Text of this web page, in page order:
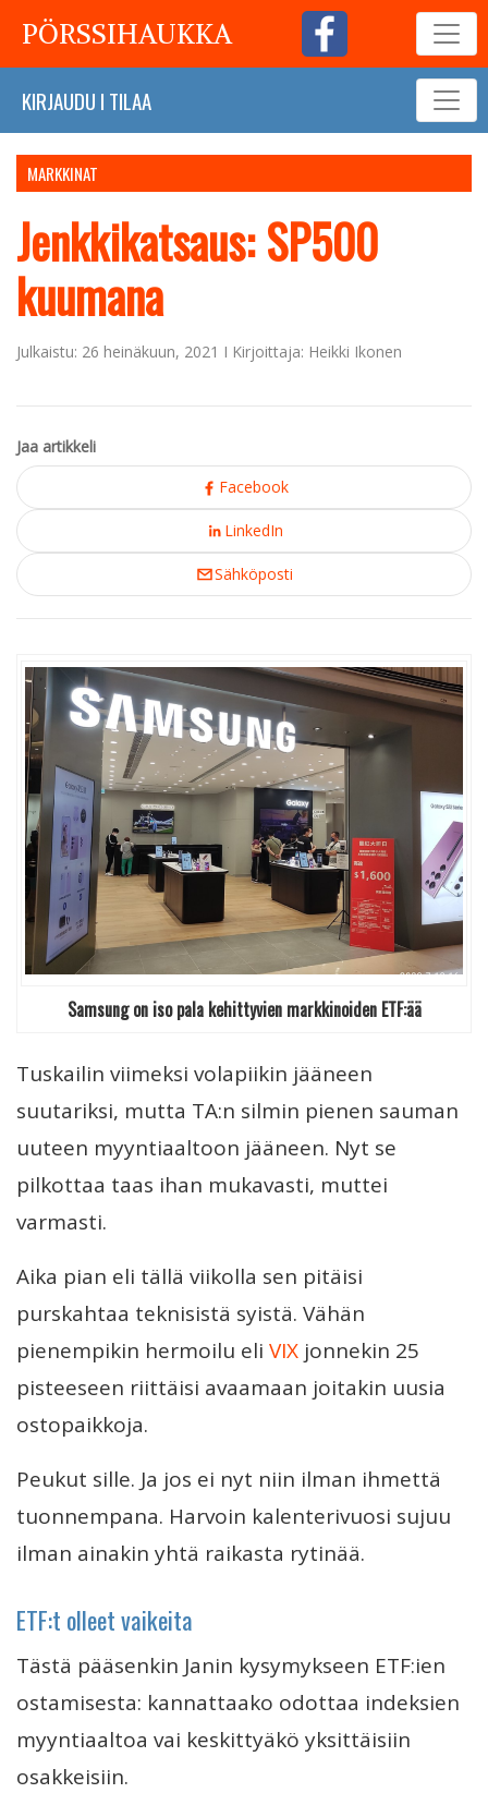
PÖRSSIHAUKKA
KIRJAUDU I TILAA
MARKKINAT
Jenkkikatsaus: SP500
kuumana
Julkaistu: 26 heinäkuun, 2021 I Kirjoittaja: Heikki Ikonen
Jaa artikkeli
Facebook
LinkedIn
Sähköposti
Samsung on iso pala kehittyvien markkinoiden ETF:ää
Tuskailin viimeksi volapiikin jääneen
suutariksi, mutta TA:n silmin pienen sauman
uuteen myyntiaaltoon jääneen. Nyt se
pilkottaa taas ihan mukavasti, muttei
varmasti.
Aika pian eli tällä viikolla sen pitäisi
purskahtaa teknisistä syistä. Vähän
pienempikin hermoilu eli VIX jonnekin 25
pisteeseen riittäisi avaamaan joitakin uusia
ostopaikkoja.
Peukut sille. Ja jos ei nyt niin ilman ihmettä
tuonnempana. Harvoin kalenterivuosi sujuu
ilman ainakin yhtä raikasta rytinää.
ETF:t olleet vaikeita
Tästä pääsenkin Janin kysymykseen ETF:ien
ostamisesta: kannattaako odottaa indeksien
myyntiaaltoa vai keskittyäkö yksittäisiin
osakkeisiin.